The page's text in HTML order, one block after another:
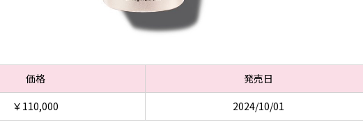
価格
発売日
￥110,000
2024/10/01